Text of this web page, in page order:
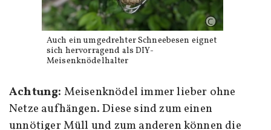
Auch ein umgedrehter Schneebesen eignet
sich hervorragend als DIY-
Meisenknödelhalter
Achtung: Meisenknödel immer lieber ohne
Netze aufhängen. Diese sind zum einen
unnötiger Müll und zum anderen können die